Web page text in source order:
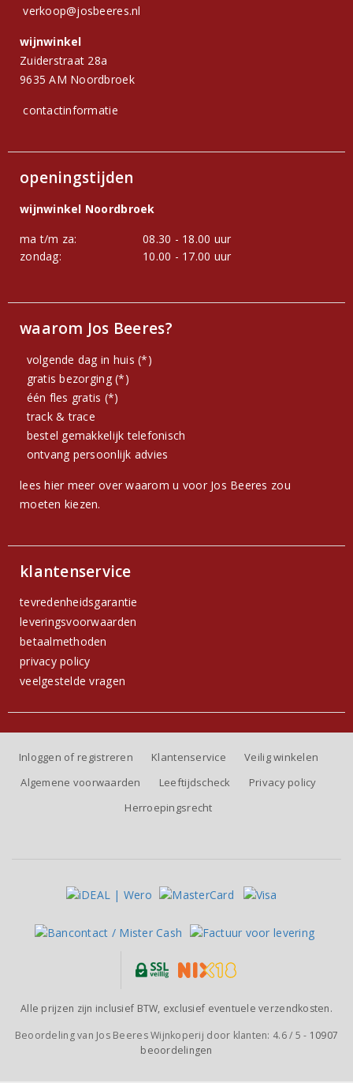
verkoop@josbeeres.nl
wijnwinkel
Zuiderstraat 28a
9635 AM Noordbroek
contactinformatie
openingstijden
wijnwinkel Noordbroek
ma t/m za:
08.30 - 18.00 uur
zondag:
10.00 - 17.00 uur
waarom Jos Beeres?
volgende dag in huis (*)
gratis bezorging (*)
één fles gratis (*)
track & trace
bestel gemakkelijk telefonisch
ontvang persoonlijk advies
lees hier meer over waarom u voor Jos Beeres zou
moeten kiezen.
klantenservice
tevredenheidsgarantie
leveringsvoorwaarden
betaalmethoden
privacy policy
veelgestelde vragen
Inloggen of registreren Klantenservice
Veilig winkelen
Algemene voorwaarden
Leeftijdscheck
Privacy policy
Herroepingsrecht
Alle prijzen zijn inclusief BTW, exclusief eventuele verzendkosten.
Beoordeling van Jos Beeres Wijnkoperij door klanten: 4.6/ 5 - 10907
beoordelingen